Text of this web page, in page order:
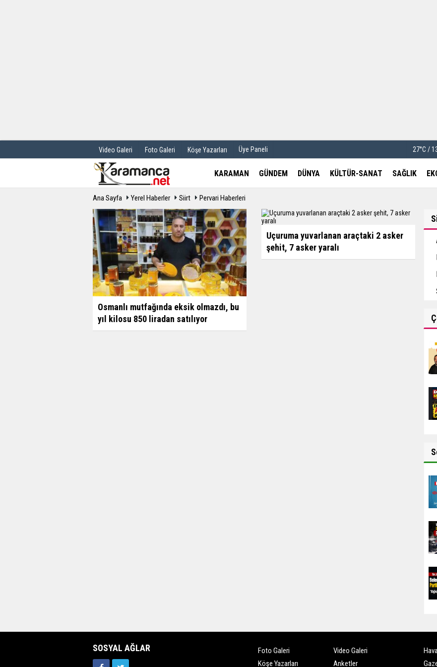
Video Galeri Foto Galeri Köşe Yazarları Üye Paneli 27°C /
KARAMAN GÜNDEM DÜNYA KÜLTÜR-SANAT SAĞLIK
Ana Sayfa Yerel Haberler Siirt Pervari Haberleri
Osmanlı mutfağında eksik olmazdı, bu
yıl kilosu 850 liradan satılıyor
Uçuruma yuvarlanan araçtaki 2 asker
şehit, 7 asker yaralı
SOSYAL AĞLAR Foto Galeri
Video Galeri
Köşe Yazarları
Anketler